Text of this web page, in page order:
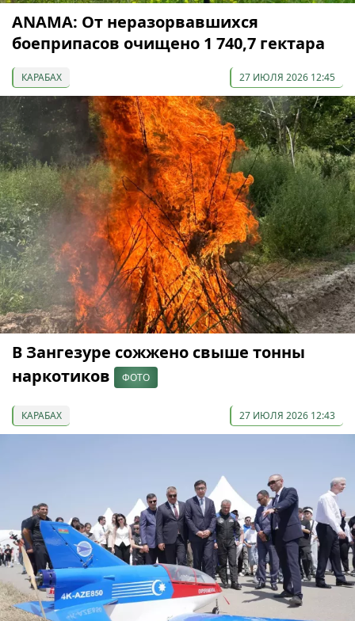
ANAMA: От неразорвавшихся
боеприпасов очищено 1 740,7 гектара
КАРАБАХ 27 ИЮЛЯ 2026 12:45
В Зангезуре сожжено свыше тонны
наркотиков
ФОТО
КАРАБАХ 27 ИЮЛЯ 2026 12:43